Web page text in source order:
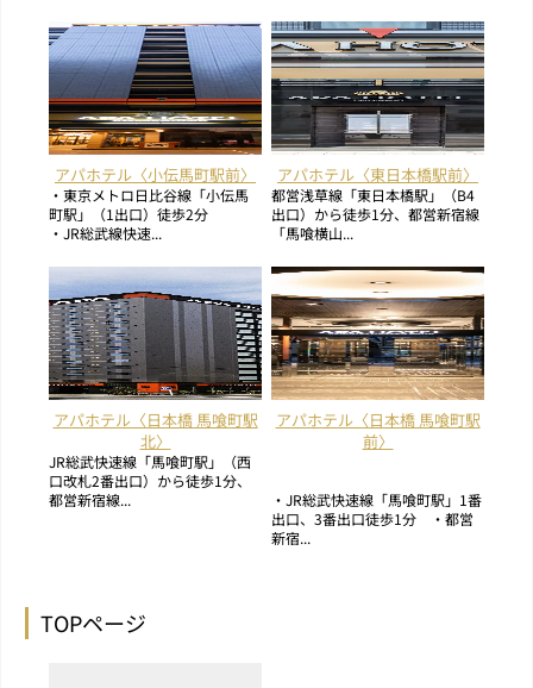
アパホテル〈小伝馬町駅前〉
・東京メトロ日比谷線「小伝馬
町駅」（1出口）徒歩2分
・JR総武線快速...
アパホテル〈東日本橋駅前〉
都営浅草線「東日本橋駅」（B4
出口）から徒歩1分、都営新宿線
「馬喰横山...
アパホテル〈日本橋 馬喰町駅
北〉
JR総武快速線「馬喰町駅」（西
口改札2番出口）から徒歩1分、
都営新宿線...
アパホテル〈日本橋 馬喰町駅
前〉
・JR総武快速線「馬喰町駅」1番
出口、3番出口徒歩1分 ・都営
新宿...
TOPページ